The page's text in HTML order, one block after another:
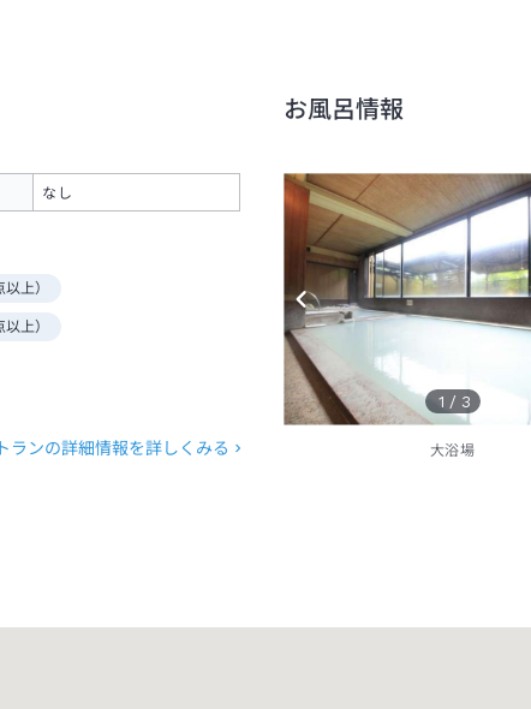
なし
以上）
以上）
ランの詳細情報を詳しくみる
お風呂情報
1 / 3
大浴場